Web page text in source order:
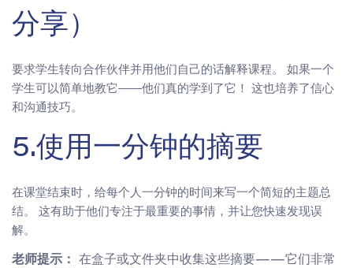
分享）
要求学生转向合作伙伴并用他们自己的话解释课程。 如果一个
学生可以简单地教它——他们真的学到了它！ 这也培养了信心
和沟通技巧。
5.使用一分钟的摘要
在课堂结束时，给每个人一分钟的时间来写一个简短的主题总
结。 这有助于他们专注于最重要的事情，并让您快速发现误
解。
老师提示：
在盒子或文件夹中收集这些摘要——它们非常